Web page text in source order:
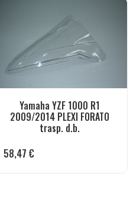
Yamaha YZF 1000 R1
2009/2014 PLEXI FORATO
trasp. d.b.
58,47 €